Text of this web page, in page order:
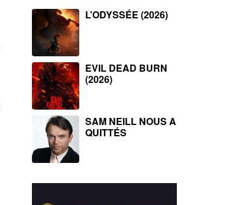
L’ODYSSÉE (2026)
EVIL DEAD BURN
(2026)
SAM NEILL NOUS A
QUITTÉS